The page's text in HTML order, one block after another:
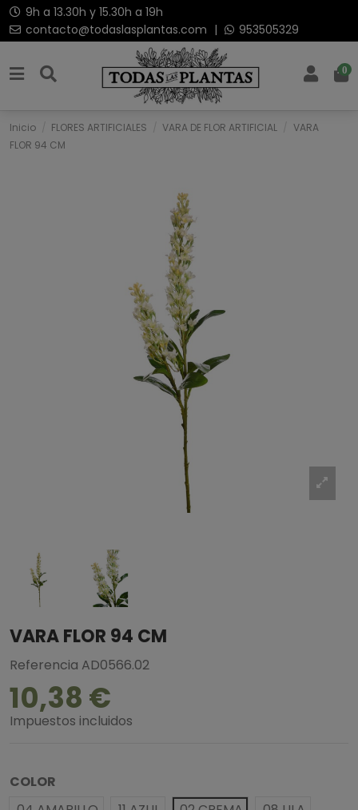
9h a 13.30h y 15.30h a 19h
contacto@todaslasplantas.com | 953505329
0
Inicio FLORES ARTIFICIALES VARA DE FLOR ARTIFICIAL
VARA
FLOR 94 CM
VARA FLOR 94 CM
Referencia AD0566.02
10,38 €
Impuestos incluidos
COLOR